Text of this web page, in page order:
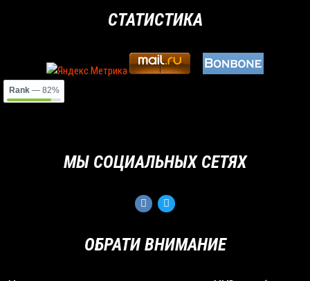
ОБРАТИ ВНИМАНИЕ
СТАТИСТИКА
Rank— 82%
МЫ СОЦИАЛЬНЫХ СЕТЯХ